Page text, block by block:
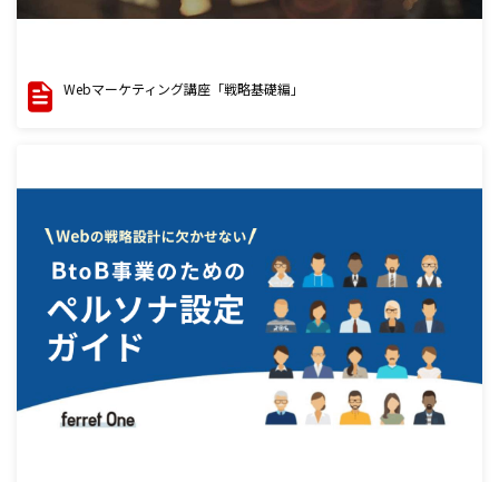
Webマーケティング講座「戦略基礎編」